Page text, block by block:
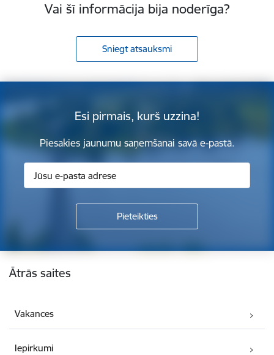
Vai šī informācija bija noderīga?
Sniegt atsauksmi
Esi pirmais, kurš uzzina!
Piesakies jaunumu saņemšanai savā e-pastā.
Kājene
Ātrās saites
Vakances
Iepirkumi